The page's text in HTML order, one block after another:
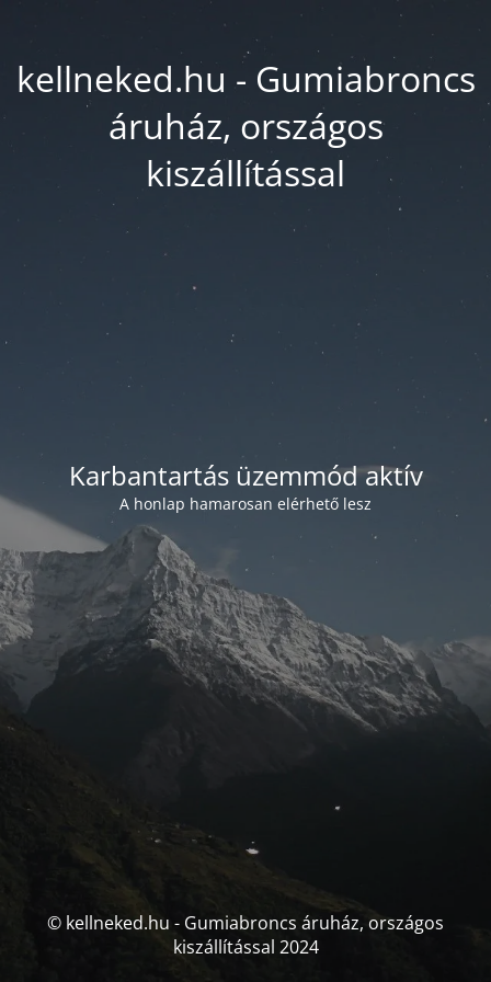
kellneked.hu - Gumiabroncs
áruház, országos
kiszállítással
Karbantartás üzemmód aktív
A honlap hamarosan elérhető lesz
© kellneked.hu - Gumiabroncs áruház, országos
kiszállítással 2024